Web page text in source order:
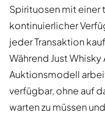
Spirituosen mit einer
kontinuierlicher
jeder Transaktion
Während Just
Auktionsmodell
verfügbar, ohne auf
warten zu müssen